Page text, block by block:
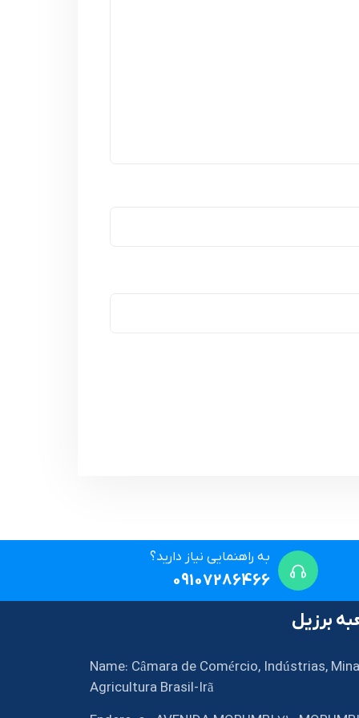
به راهنمایی نیاز دارید؟
09107286466
برزیل
Name: Câmara de Comércio, Indústrias,
Agricultura Brasil-Irã